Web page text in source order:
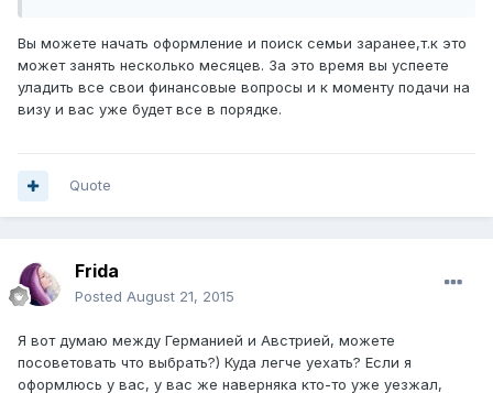
Вы можете начать оформление и поиск семьи заранее,т.к это
может занять несколько месяцев. За это время вы успеете
уладить все свои финансовые вопросы и к моменту подачи на
визу и вас уже будет все в порядке.
Quote
Frida
Posted August 21, 2015
Я вот думаю между Германией и Австрией, можете
посоветовать что выбрать?) Куда легче уехать? Если я
оформлюсь у вас, у вас же наверняка кто-то уже уезжал,